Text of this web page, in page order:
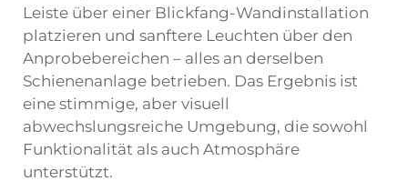
Leiste über einer Blickfang-Wandinstallation
platzieren und sanftere Leuchten über den
Anprobebereichen – alles an derselben
Schienenanlage betrieben. Das Ergebnis ist
eine stimmige, aber visuell
abwechslungsreiche Umgebung, die sowohl
Funktionalität als auch Atmosphäre
unterstützt.